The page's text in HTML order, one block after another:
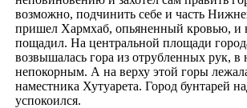
возможно, подчинить себе и часть
пришел Хармхаб, опьяненный кровью, и
пощадил. На центральной площади
возвышалась гора из отрубленных рук, в
непокорным. А на верху этой горы
наместника Хутуарета. Город бунтарей
успокоился.